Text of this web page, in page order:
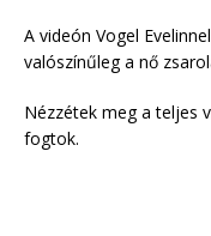
A videón Vogel
valószínűleg a nő
Nézzétek meg a teljes
fogtok.